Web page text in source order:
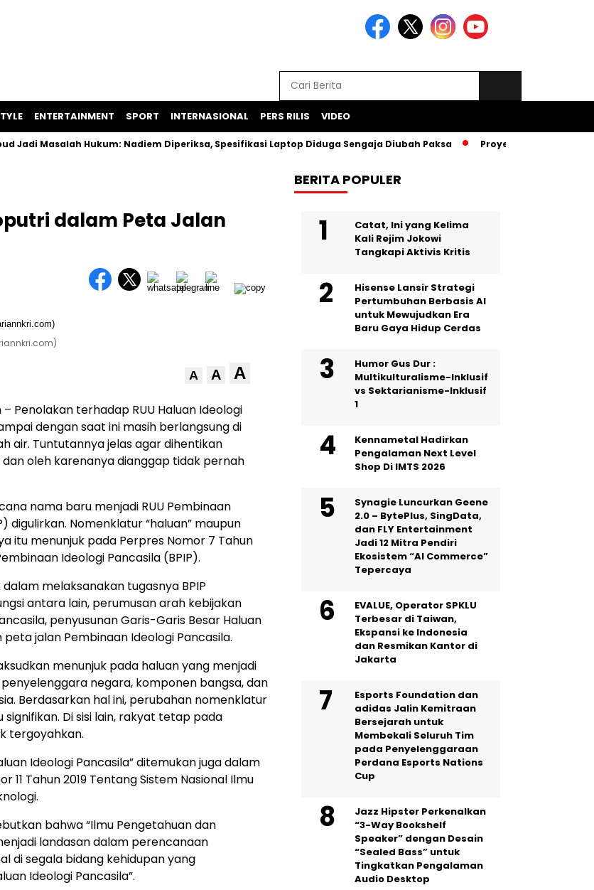
ENTERTAINMENT SPORT INTERNASIONAL PERS RILIS VIDEO
Hukum: Nadiem Diperiksa, Spesifikasi Laptop Diduga Sengaja Diubah Paksa Proyek Iklan Bank BJB
dalam Peta Jalan
A A A
– Penolakan terhadap RUU Haluan Ideologi
dengan saat ini masih berlangsung di
air. Tuntutannya jelas agar dihentikan
dan oleh karenanya dianggap tidak pernah
nama baru menjadi RUU Pembinaan
digulirkan. Nomenklatur “haluan” maupun
itu menunjuk pada Perpres Nomor 7 Tahun
Ideologi Pancasila (BPIP).
melaksanakan tugasnya BPIP
antara lain, perumusan arah kebijakan
penyusunan Garis-Garis Besar Haluan
peta jalan Pembinaan Ideologi Pancasila.
menunjuk pada haluan yang menjadi
negara, komponen bangsa, dan
Berdasarkan hal ini, perubahan nomenklatur
Di sisi lain, rakyat tetap pada
tergoyahkan.
Ideologi Pancasila” ditemukan juga dalam
11 Tahun 2019 Tentang Sistem Nasional Ilmu
bahwa “Ilmu Pengetahuan dan
landasan dalam perencanaan
di segala bidang kehidupan yang
Ideologi Pancasila”.
BERITA POPULER
Catat, Ini yang Kelima
Kali Rejim Jokowi
Tangkapi Aktivis Kritis
Hisense Lansir Strategi
Pertumbuhan Berbasis AI
untuk Mewujudkan Era
Baru Gaya Hidup Cerdas
Humor Gus Dur :
Multikulturalisme-Inklusif
vs Sektarianisme-Inklusif
1
Kennametal Hadirkan
Pengalaman Next Level
Shop Di IMTS 2026
Synagie Luncurkan Geene
2.0 – BytePlus, SingData,
dan FLY Entertainment
Jadi 12 Mitra Pendiri
Ekosistem “AI Commerce”
Tepercaya
EVALUE, Operator SPKLU
Terbesar di Taiwan,
Ekspansi ke Indonesia
dan Resmikan Kantor di
Jakarta
Esports Foundation dan
adidas Jalin Kemitraan
Bersejarah untuk
Membekali Seluruh Tim
pada Penyelenggaraan
Perdana Esports Nations
Cup
Jazz Hipster Perkenalkan
“3-Way Bookshelf
Speaker” dengan Desain
“Sealed Bass” untuk
Tingkatkan Pengalaman
Audio Desktop